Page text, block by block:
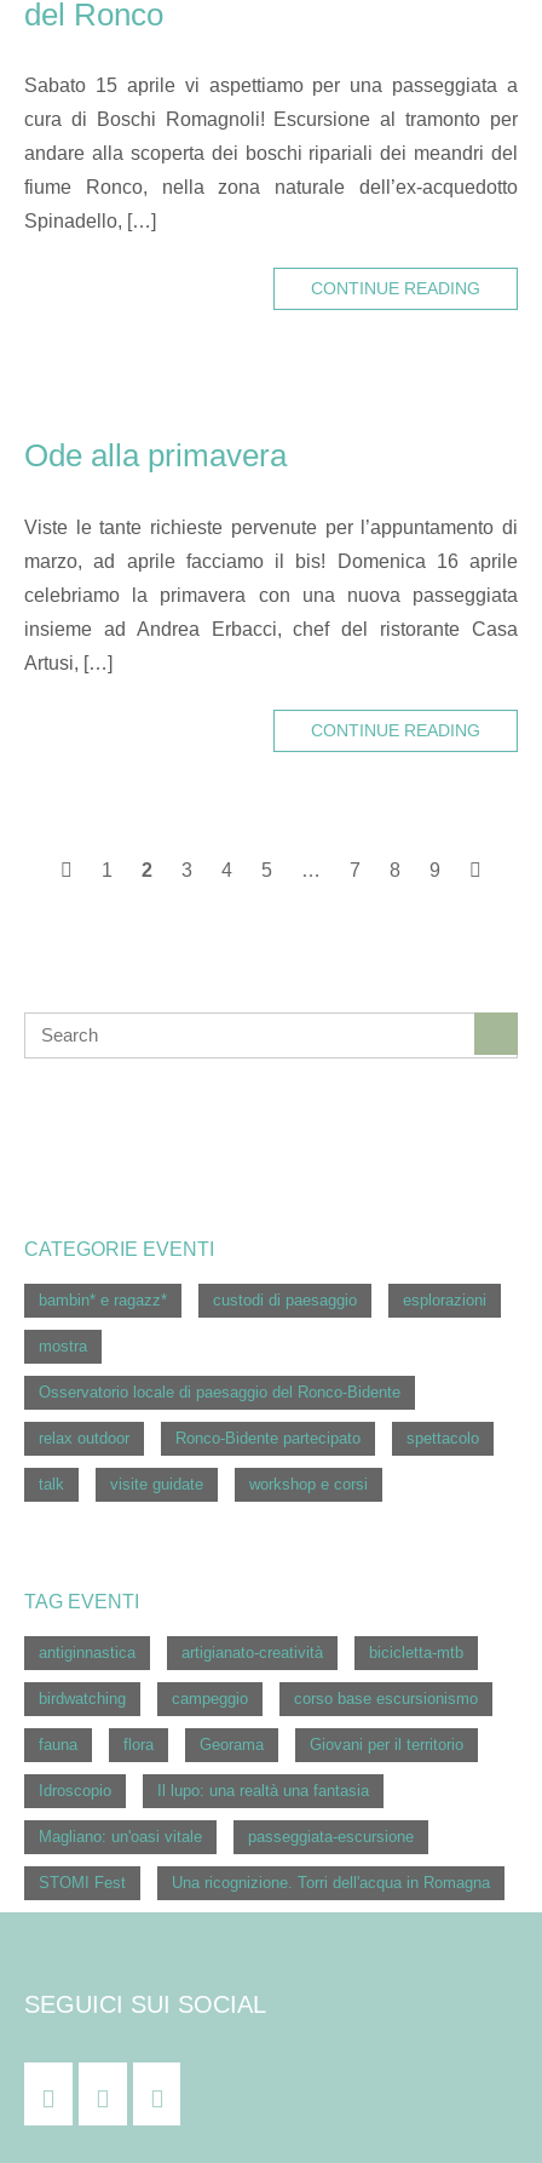
del Ronco
Sabato 15 aprile vi aspettiamo per una passeggiata a
cura di Boschi Romagnoli! Escursione al tramonto per
andare alla scoperta dei boschi ripariali dei meandri del
fiume Ronco, nella zona naturale dell’ex-acquedotto
Spinadello, […]
CONTINUE READING
Ode alla primavera
Viste le tante richieste pervenute per l’appuntamento di
marzo, ad aprile facciamo il bis! Domenica 16 aprile
celebriamo la primavera con una nuova passeggiata
insieme ad Andrea Erbacci, chef del ristorante Casa
Artusi, […]
CONTINUE READING
Posts1 2 3 4 5 … 7 8 9
CATEGORIE EVENTI
bambin* e ragazz* custodi di paesaggio esplorazioni
mostra
Osservatorio locale di paesaggio del Ronco-Bidente
relax outdoor Ronco-Bidente partecipato spettacolo
talk visite guidate workshop e corsi
TAG EVENTI
antiginnastica artigianato-creatività bicicletta-mtb
birdwatching campeggio corso base escursionismo
fauna flora Georama Giovani per il territorio
Idroscopio Il lupo: una realtà una fantasia
Magliano: un'oasi vitale passeggiata-escursione
STOMI Fest Una ricognizione. Torri dell'acqua in Romagna
SEGUICI SUI SOCIAL